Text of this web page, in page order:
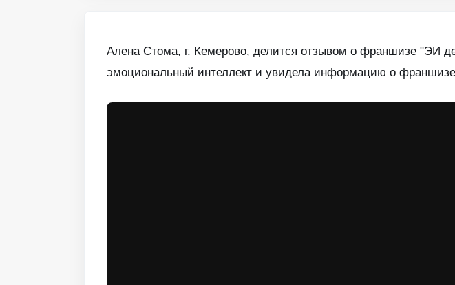
Алена Стома, г. Кемерово, делится отзывом о франшизе "ЭИ
эмоциональный интеллект и увидела информацию о